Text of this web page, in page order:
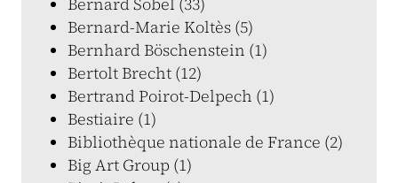
Bernard-Marie Koltès (5)
Bernhard Böschenstein (1)
Bertolt Brecht (12)
Bertrand Poirot-Delpech (1)
Bestiaire (1)
Bibliothèque nationale de France (2)
Big Art Group (1)